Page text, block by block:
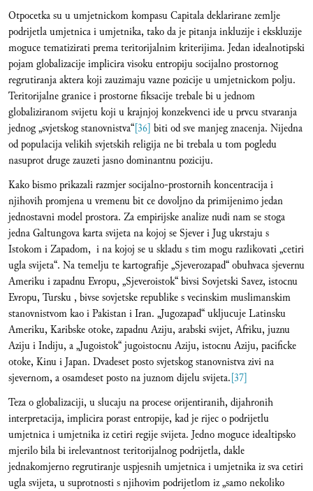
Otpocetka su u umjetnickom kompasu Capitala deklarirane zemlje
podrijetla umjetnica i umjetnika, tako da je pitanja inkluzije i ekskluzije
moguce tematizirati prema teritorijalnim kriterijima. Jedan idealnotipski
pojam globalizacije implicira visoku entropiju socijalno prostornog
regrutiranja aktera koji zauzimaju vazne pozicije u umjetnickom polju.
Teritorijalne granice i prostorne fiksacije trebale bi u jednom
globaliziranom svijetu koji u krajnjoj konzekvenci ide u prvcu stvaranja
jednog „svjetskog stanovnistva“[36] biti od sve manjeg znacenja. Nijedna
od populacija velikih svjetskih religija ne bi trebala u tom pogledu
nasuprot druge zauzeti jasno dominantnu poziciju.
Kako bismo prikazali razmjer socijalno-prostornih koncentracija i
njihovih promjena u vremenu bit ce dovoljno da primijenimo jedan
jednostavni model prostora. Za empirijske analize nudi nam se stoga
jedna Galtungova karta svijeta na kojoj se Sjever i Jug ukrstaju s
Istokom i Zapadom, i na kojoj se u skladu s tim mogu razlikovati „cetiri
ugla svijeta“. Na temelju te kartografije „Sjeverozapad“ obuhvaca sjevernu
Ameriku i zapadnu Evropu, „Sjeveroistok“ bivsi Sovjetski Savez, istocnu
Evropu, Tursku , bivse sovjetske republike s vecinskim muslimanskim
stanovnistvom kao i Pakistan i Iran. „Jugozapad“ ukljucuje Latinsku
Ameriku, Karibske otoke, zapadnu Aziju, arabski svijet, Afriku, juznu
Aziju i Indiju, a „Jugoistok“ jugoistocnu Aziju, istocnu Aziju, pacificke
otoke, Kinu i Japan. Dvadeset posto svjetskog stanovnistva zivi na
sjevernom, a osamdeset posto na juznom dijelu svijeta.[37]
Teza o globalizaciji, u slucaju na procese orijentiranih, dijahronih
interpretacija, implicira porast entropije, kad je rijec o podrijetlu
umjetnica i umjetnika iz cetiri regije svijeta. Jedno moguce idealtipsko
mjerilo bila bi irelevantnost teritorijalnog podrijetla, dakle
jednakomjerno regrutiranje uspjesnih umjetnica i umjetnika iz sva cetiri
ugla svijeta, u suprotnosti s njihovim podrijetlom iz „samo nekoliko